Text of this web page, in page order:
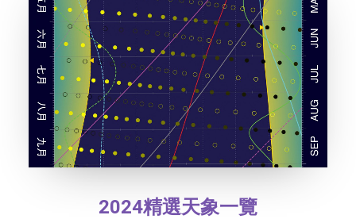
2024精選天象一覽